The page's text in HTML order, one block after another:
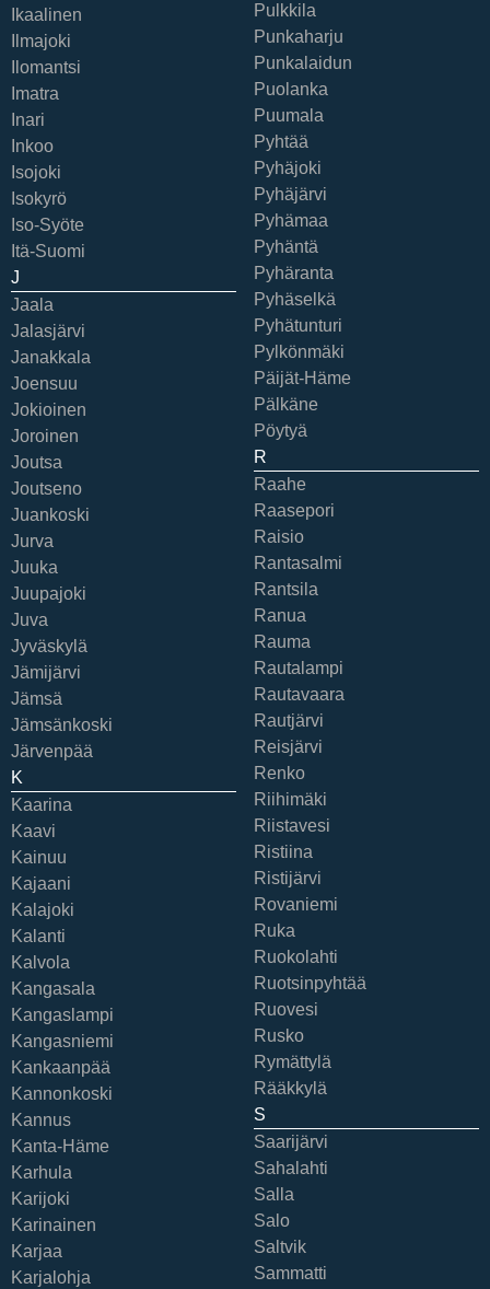
Ikaalinen
Ilmajoki
Ilomantsi
Imatra
Inari
Inkoo
Isojoki
Isokyrö
Iso-Syöte
Itä-Suomi
J
Jaala
Jalasjärvi
Janakkala
Joensuu
Jokioinen
Joroinen
Joutsa
Joutseno
Juankoski
Jurva
Juuka
Juupajoki
Juva
Jyväskylä
Jämijärvi
Jämsä
Jämsänkoski
Järvenpää
K
Kaarina
Kaavi
Kainuu
Kajaani
Kalajoki
Kalanti
Kalvola
Kangasala
Kangaslampi
Kangasniemi
Kankaanpää
Kannonkoski
Kannus
Kanta-Häme
Karhula
Karijoki
Karinainen
Karjaa
Karjalohja
Pulkkila
Punkaharju
Punkalaidun
Puolanka
Puumala
Pyhtää
Pyhäjoki
Pyhäjärvi
Pyhämaa
Pyhäntä
Pyhäranta
Pyhäselkä
Pyhätunturi
Pylkönmäki
Päijät-Häme
Pälkäne
Pöytyä
R
Raahe
Raasepori
Raisio
Rantasalmi
Rantsila
Ranua
Rauma
Rautalampi
Rautavaara
Rautjärvi
Reisjärvi
Renko
Riihimäki
Riistavesi
Ristiina
Ristijärvi
Rovaniemi
Ruka
Ruokolahti
Ruotsinpyhtää
Ruovesi
Rusko
Rymättylä
Rääkkylä
S
Saarijärvi
Sahalahti
Salla
Salo
Saltvik
Sammatti